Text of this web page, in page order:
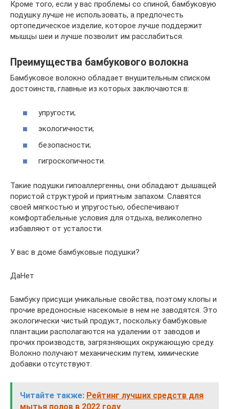
Кроме того, если у вас проблемы со спиной, бамбуковую
подушку лучше не использовать, а предпочесть
ортопедическое изделие, которое лучше поддержит
мышцы шеи и лучше позволит им расслабиться.
Преимущества бамбукового волокна
Бамбуковое волокно обладает внушительным списком
достоинств, главные из которых заключаются в:
упругости;
экологичности;
безопасности;
гигроскопичности.
Такие подушки гипоаллергенны, они обладают дышащей
пористой структурой и приятным запахом. Славятся
своей мягкостью и упругостью, обеспечивают
комфортабельные условия для отдыха, великолепно
избавляют от усталости.
У вас в доме бамбуковые подушки?
ДаНет
Бамбуку присущи уникальные свойства, поэтому клопы и
прочие вредоносные насекомые в нем не заводятся. Это
экологически чистый продукт, поскольку бамбуковые
плантации располагаются на удалении от заводов и
прочих производств, загрязняющих окружающую среду.
Волокно получают механическим путем, химические
добавки отсутствуют.
Читайте также: Рейтинг лучших средств для
мытья полов в 2022 году